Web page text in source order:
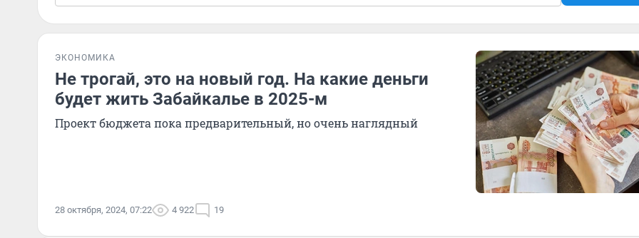
ЭКОНОМИКА
Не трогай, это на новый год. На какие деньги
будет жить Забайкалье в 2025-м
Проект бюджета пока предварительный, но очень наглядный
28 октября, 2024, 07:22 4 922 19